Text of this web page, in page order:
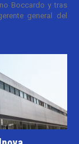
Boccardo y tras
general del